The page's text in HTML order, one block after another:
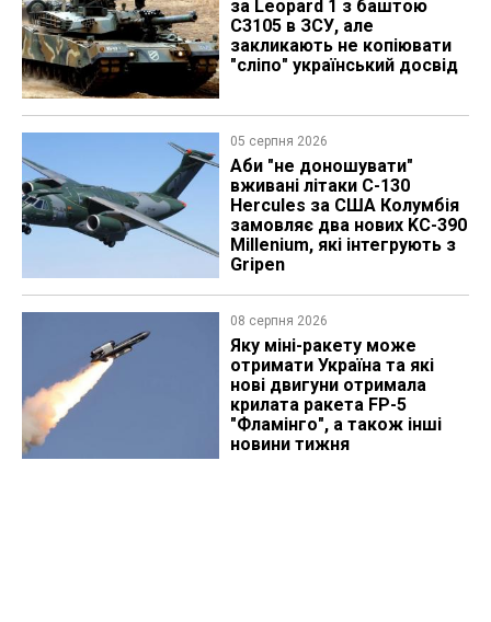
за Leopard 1 з баштою
C3105 в ЗСУ, але
закликають не копіювати
"сліпо" український досвід
05 серпня 2026
Аби "не доношувати"
вживані літаки C-130
Hercules за США Колумбія
замовляє два нових KC-390
Millenium, які інтегрують з
Gripen
08 серпня 2026
Яку міні-ракету може
отримати Україна та які
нові двигуни отримала
крилата ракета FP-5
"Фламінго", а також інші
новини тижня